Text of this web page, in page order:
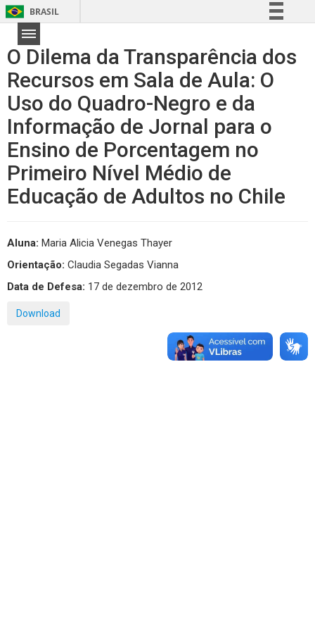
BRASIL
Comunica BR
Participe
Acesso à informação
Legislação
Canais
O Dilema da Transparência dos
Recursos em Sala de Aula: O
Uso do Quadro-Negro e da
Informação de Jornal para o
Ensino de Porcentagem no
Primeiro Nível Médio de
Educação de Adultos no Chile
Aluna: Maria Alicia Venegas Thayer
Orientação: Claudia Segadas Vianna
Data de Defesa: 17 de dezembro de 2012
Download